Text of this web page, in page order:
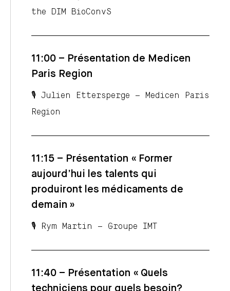
the DIM BioConvS
11:00 – Présentation de Medicen
Paris Region
🎙️ Julien Ettersperge – Medicen Paris
Region
11:15 – Présentation « Former
aujourd’hui les talents qui
produiront les médicaments de
demain »
🎙️ Rym Martin – Groupe IMT
11:40 – Présentation « Quels
techniciens pour quels besoin?